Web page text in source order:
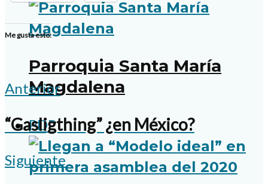
Parroquia Santa María
Magdalena
PDP
Me gusta esto:
Anterior
“Gasligthing” ¿en México?
Siguiente